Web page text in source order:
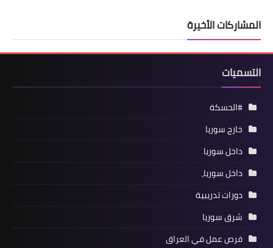
المشاركات الأخيرة
التسميات
#الحسكة
خارج سوريا
داخل سوريا
داخل سوريا،
دورات تدريبية
شرق سوريا
فرص عمل في العراق